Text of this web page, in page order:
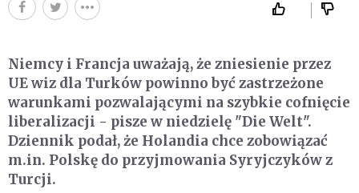
Niemcy i Francja uważają, że zniesienie przez
UE wiz dla Turków powinno być zastrzeżone
warunkami pozwalającymi na szybkie cofnięcie
liberalizacji - pisze w niedzielę "Die Welt".
Dziennik podał, że Holandia chce zobowiązać
m.in. Polskę do przyjmowania Syryjczyków z
Turcji.